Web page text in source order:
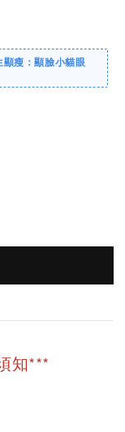
顯瘦：顯臉小貓眼
知***